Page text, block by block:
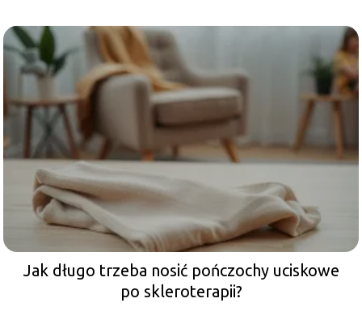
Jak długo trzeba nosić pończochy uciskowe
po skleroterapii?